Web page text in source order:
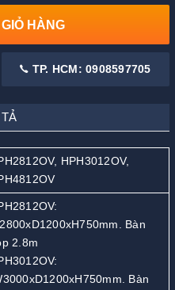
HÀNG
TP. HCM: 0908597705
HPH3012OV,
Bàn
2.8m
Bàn